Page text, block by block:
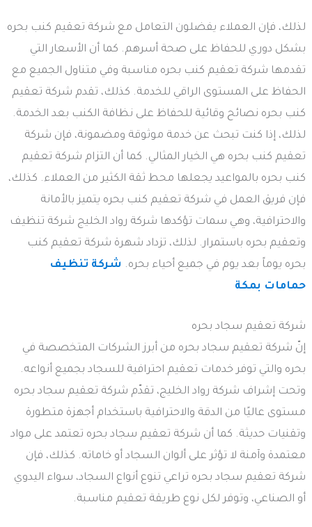
لذلك، فإن العملاء يفضلون التعامل مع شركة تعقيم كنب بحره
بشكل دوري للحفاظ على صحة أسرهم. كما أن الأسعار التي
تقدمها شركة تعقيم كنب بحره مناسبة وفي متناول الجميع مع
الحفاظ على المستوى الراقي للخدمة. كذلك، تقدم شركة تعقيم
كنب بحره نصائح وقائية للحفاظ على نظافة الكنب بعد الخدمة.
لذلك، إذا كنت تبحث عن خدمة موثوقة ومضمونة، فإن شركة
تعقيم كنب بحره هي الخيار المثالي. كما أن التزام شركة تعقيم
كنب بحره بالمواعيد يجعلها محط ثقة الكثير من العملاء. كذلك،
فإن فريق العمل في شركة تعقيم كنب بحره يتميز بالأمانة
والاحترافية، وهي سمات تؤكدها شركة رواد الخليج شركة تنظيف
وتعقيم بحره باستمرار. لذلك، تزداد شهرة شركة تعقيم كنب
بحره يوماً بعد يوم في جميع أحياء بحره. شركة تنظيف
حمامات بمكة
شركة تعقيم سجاد بحره
إنّ شركة تعقيم سجاد بحره من أبرز الشركات المتخصصة في
بحره والتي توفر خدمات تعقيم احترافية للسجاد بجميع أنواعه.
وتحت إشراف شركة رواد الخليج، تقدّم شركة تعقيم سجاد بحره
مستوى عاليًا من الدقة والاحترافية باستخدام أجهزة متطورة
وتقنيات حديثة. كما أن شركة تعقيم سجاد بحره تعتمد على مواد
معتمدة وآمنة لا تؤثر على ألوان السجاد أو خاماته. كذلك، فإن
شركة تعقيم سجاد بحره تراعي تنوع أنواع السجاد، سواء اليدوي
أو الصناعي، وتوفر لكل نوع طريقة تعقيم مناسبة.